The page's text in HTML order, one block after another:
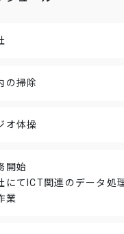
の掃除
オ体操
開始
にてICT関連のデータ処
業
」郷土建設藤村組
プ